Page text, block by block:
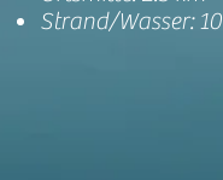
Strand/Wasser: